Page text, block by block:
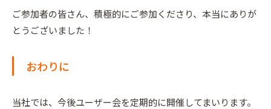
ご参加者の皆さん、積極的にご参加くださり、本当にありが
とうございました！
おわりに
当社では、今後ユーザー会を定期的に開催してまいります。